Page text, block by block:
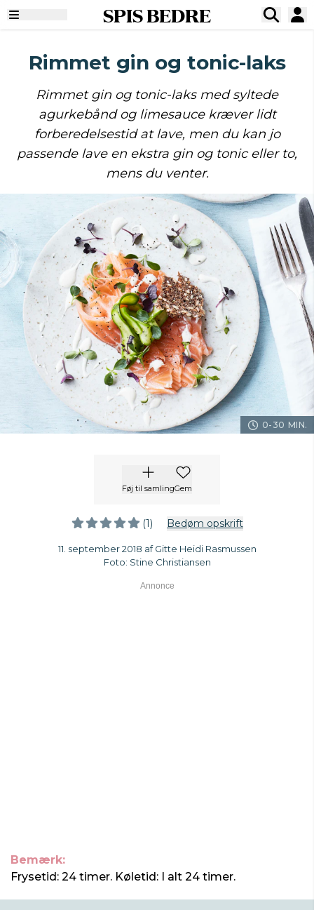
SPIS BEDRE
Rimmet gin og tonic-laks
Rimmet gin og tonic-laks med syltede
agurkebånd og limesauce kræver lidt
forberedelsestid at lave, men du kan jo
passende lave en ekstra gin og tonic eller to,
mens du venter.
0-30 MIN.
Føj til samlingGem
(1) Bedøm opskrift
11. september 2018 af Gitte Heidi Rasmussen
Foto: Stine Christiansen
Bemærk:
Frysetid: 24 timer. Køletid: I alt 24 timer.